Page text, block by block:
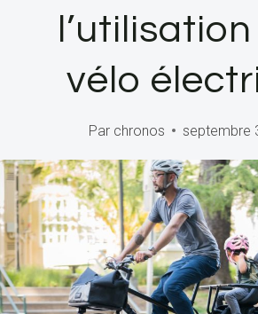
l’utilisation
vélo
Par chronos septembre